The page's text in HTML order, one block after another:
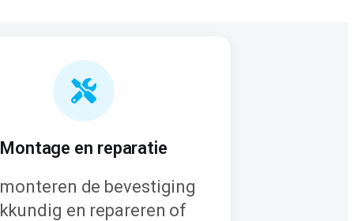
Montage en reparatie
de bevestiging
en repareren of